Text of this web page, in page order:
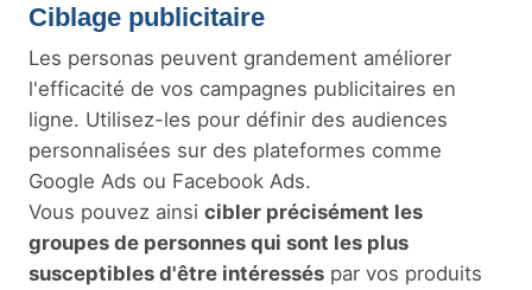
Ciblage publicitaire
Les personas peuvent grandement améliorer
l'efficacité de vos campagnes publicitaires en
ligne. Utilisez-les pour définir des audiences
personnalisées sur des plateformes comme
Google Ads ou Facebook Ads.
Vous pouvez ainsi cibler précisément les
groupes de personnes qui sont les plus
susceptibles d'être intéressés par vos produits